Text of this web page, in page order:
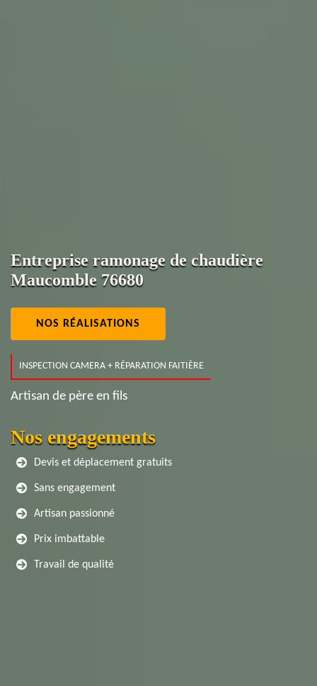
Entreprise ramonage de chaudière
Maucomble 76680
NOS RÉALISATIONS
INSPECTION CAMERA + RÉPARATION FAITIÈRE
Artisan de père en fils
Nos engagements
Devis et déplacement gratuits
Sans engagement
Artisan passionné
Prix imbattable
Travail de qualité